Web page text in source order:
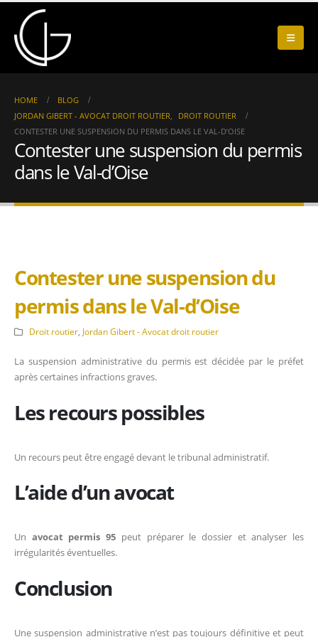
HOME
BLOG
JORDAN GIBERT - AVOCAT DROIT ROUTIER,
DROIT ROUTIER
CONTESTER UNE SUSPENSION DU PERMIS DANS LE VAL-D’OISE
Contester une suspension du permis
dans le Val-d’Oise
Contester une suspension du
permis dans le Val-d’Oise
Droit routier, Jordan Gibert - Avocat droit routier
La suspension administrative du permis est décidée par le préfet
après certaines infractions graves.
Les recours possibles
Un recours peut être engagé devant le tribunal administratif.
L’aide d’un avocat
Un avocat permis 95 peut préparer le dossier et analyser les
irrégularités éventuelles.
Conclusion
Une suspension administrative n’est pas toujours définitive et peut